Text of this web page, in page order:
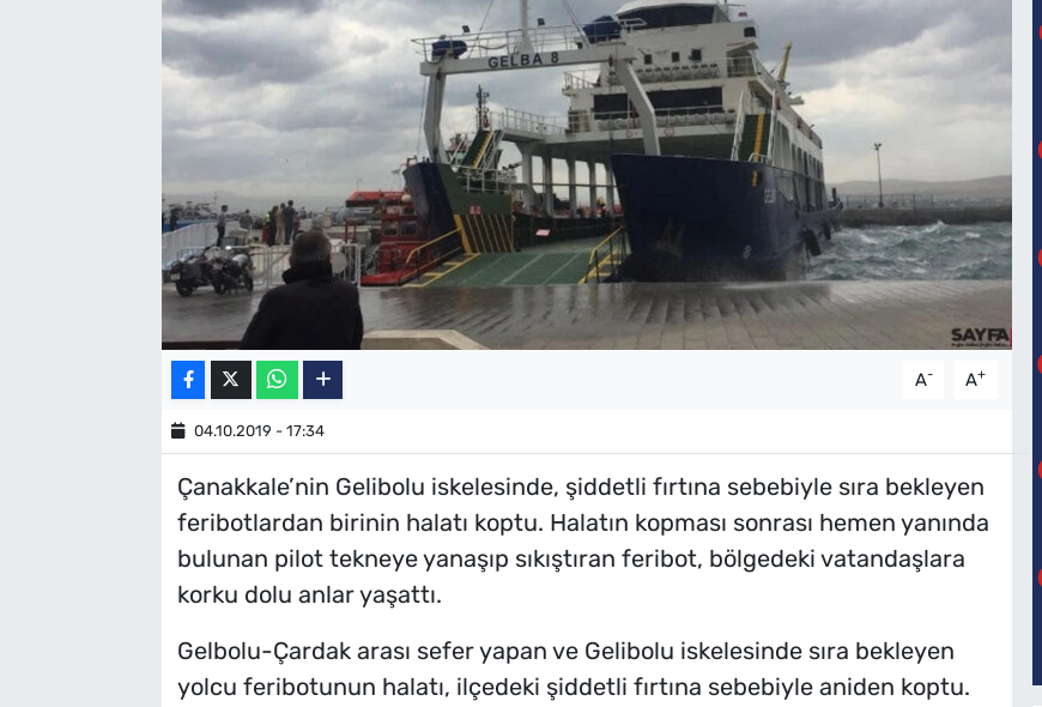
A- A+
04.10.2019 - 17:34
Çanakkale’nin Gelibolu iskelesinde, şiddetli fırtına sebebiyle sıra bekleyen
feribotlardan birinin halatı koptu. Halatın kopması sonrası hemen yanında
bulunan pilot tekneye yanaşıp sıkıştıran feribot, bölgedeki vatandaşlara
korku dolu anlar yaşattı.
Gelbolu-Çardak arası sefer yapan ve Gelibolu iskelesinde sıra bekleyen
yolcu feribotunun halatı, ilçedeki şiddetli fırtına sebebiyle aniden koptu.